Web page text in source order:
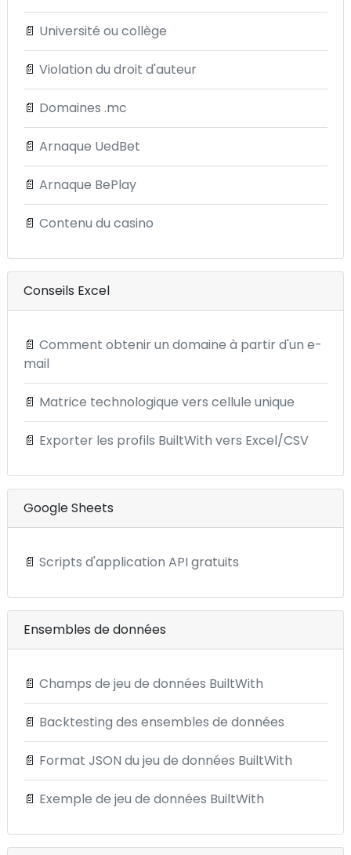
📄 Université ou collège
📄 Violation du droit d'auteur
📄 Domaines .mc
📄 Arnaque UedBet
📄 Arnaque BePlay
📄 Contenu du casino
Conseils Excel
📄 Comment obtenir un domaine à partir d'un e-
mail
📄 Matrice technologique vers cellule unique
📄 Exporter les profils BuiltWith vers Excel/CSV
Google Sheets
📄 Scripts d'application API gratuits
Ensembles de données
📄 Champs de jeu de données BuiltWith
📄 Backtesting des ensembles de données
📄 Format JSON du jeu de données BuiltWith
📄 Exemple de jeu de données BuiltWith